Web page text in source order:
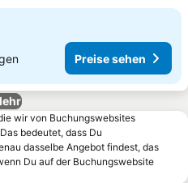
Preise sehen
wir von Buchungswebsites
bedeutet, dass Du
dasselbe Angebot findest, das
Du auf der Buchungswebsite